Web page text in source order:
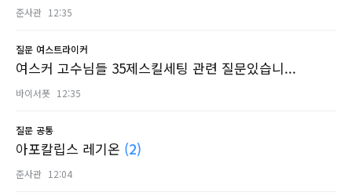
준사관 12:35
질문 여스트라이커
여스커 고수님들 35제스킬세팅 관련 질문있습니...
바이서폿 12:35
질문 공통
아포칼립스 레기온 (2)
준사관 12:04